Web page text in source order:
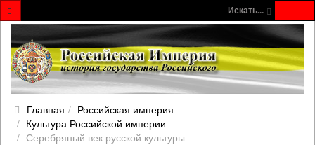
Искать...
Главная
Российская империя
Культура Российской империи
Серебряный век русской культуры